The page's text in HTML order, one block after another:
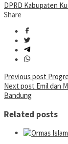
DPRD Kabupaten
Share
Post
navigation
Previous post
Next post Emil dan
Bandung
Related posts